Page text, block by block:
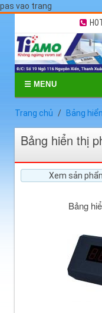
pas vao trang
☰ MENU
Trang chủ Bảng
Bảng hiển thị
Xem sản
Bảng